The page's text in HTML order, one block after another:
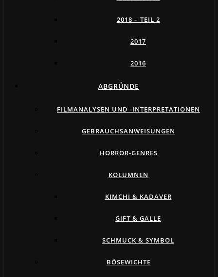
2018 – TEIL 2
2017
2016
ABGRÜNDE
FILMANALYSEN UND -INTERPRETATIONEN
GEBRAUCHSANWEISUNGEN
HORROR-GENRES
KOLUMNEN
KIMCHI & KADAVER
GIFT & GALLE
SCHMUCK & SYMBOL
BÖSEWICHTE